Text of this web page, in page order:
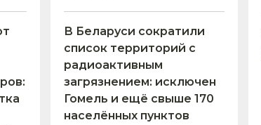
В Беларуси сократили
список территорий с
радиоактивным
загрязнением: исключен
Гомель и ещё свыше 170
населённых пунктов